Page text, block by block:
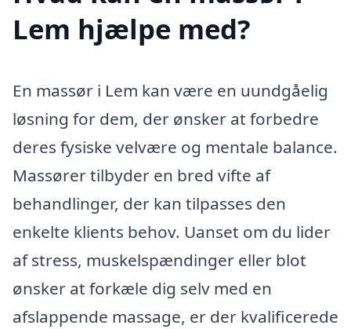
Lem hjælpe med?
En massør i Lem kan være en uundgåelig
løsning for dem, der ønsker at forbedre
deres fysiske velvære og mentale balance.
Massører tilbyder en bred vifte af
behandlinger, der kan tilpasses den
enkelte klients behov. Uanset om du lider
af stress, muskelspændinger eller blot
ønsker at forkæle dig selv med en
afslappende massage, er der kvalificerede